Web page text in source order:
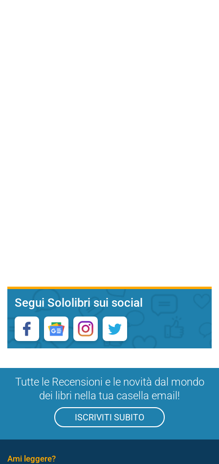
Segui Sololibri sui social
Tutte le Recensioni e le novità dal mondo
dei libri nella tua casella email!
ISCRIVITI SUBITO
Ami leggere?